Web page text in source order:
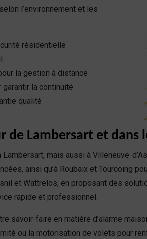
l’environnement et les
résidentielle
la gestion à distance
la continuité
qualité
de Lambersart et dans
mais aussi à Villeneuve-
ainsi qu’à Roubaix et Tourcoing
et Wattrelos, en proposant des
rapide et professionnel.
savoir-faire en matière d’alarme
ou la motorisation de volets pour